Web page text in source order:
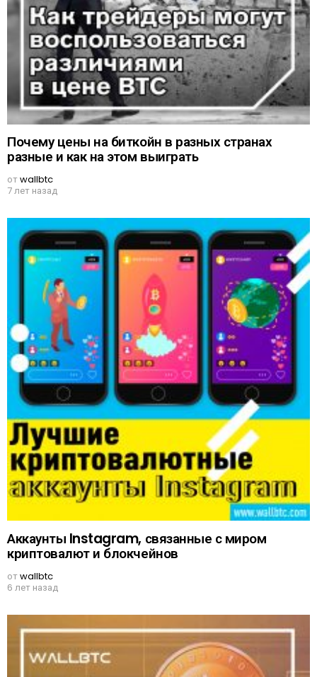
Почему цены на биткойн в разных странах
разные и как на этом выиграть
отwallbtc
7 лет назад
Аккаунты Instagram, связанные с миром
криптовалют и блокчейнов
отwallbtc
6 лет назад